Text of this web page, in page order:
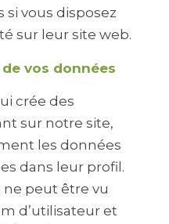
vous disposez
sur leur site web.
vos données
crée des
sur notre site,
les données
dans leur profil.
peut être vu
d’utilisateur et